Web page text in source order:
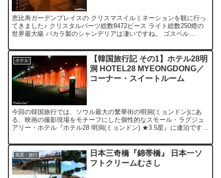
恵比寿ガーデンプレイスの クリスマスイルミネーションを観に行っ
てきました♪ クリスタルパーツ総数8472ピース ライト総数250燈の
世界最大級 バカラ製のシャンデリアは凄いですね。 ゴスペル
ホテル
【韓国旅行記 その1】ホテル28明
洞 HOTEL28 MYEONGDONG／
コーナー・スイートルーム
今回の韓国旅行では、ソウル最大の繁華街の明洞(ミョンドン)にあ
る、映画の撮影現場をモチーフにした個性的なスモール・ラグジュ
アリー・ホテル『ホテル28 明洞(ミョンドン) ★3.5星』に連泊です。
風景・旅行
日本三奇橋『錦帯橋』 日本一ソ
フトクリームむさし